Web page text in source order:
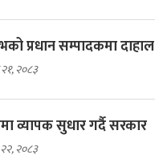
प्रधान सम्पादकमा दाहाल
२१, २०८३
व्यापक सुधार गर्दै सरकार
२०८३